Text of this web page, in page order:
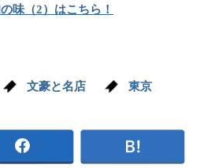
味（2）はこちら！
文豪と名店 東京